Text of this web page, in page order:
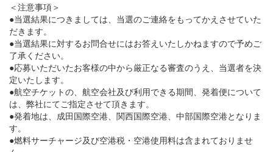
＜注意事項＞
●当選結果につきましては、当選のご連絡をもってかえさせていた
だきます。
●当選結果に対するお問合せにはお答えいたしかねますので予めご
了承ください。
●応募いただいたお客様の中から厳正なる審査のうえ、当選者を決
定いたします。
●航空チケットの、航空会社及び利用できる期間、発着便について
は、弊社にてご指定させて頂きます。
●発着地は、成田国際空港、関西国際空港、中部国際空港となりま
す。
●燃料サーチャージ及び空港税・空港使用料は含まれておりませ